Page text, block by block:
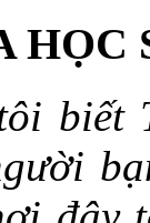
HỌC
biết